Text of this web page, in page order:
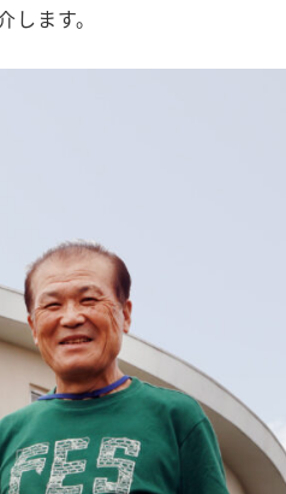
ます。